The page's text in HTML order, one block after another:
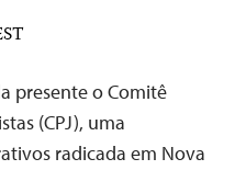
presente o Comitê
(CPJ), uma
radicada em Nova